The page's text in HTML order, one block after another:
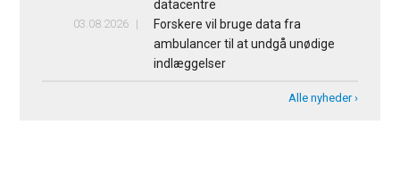
datacentre
03.08.2026
Forskere vil bruge data fra
ambulancer til at undgå unødige
indlæggelser
Alle nyheder ›